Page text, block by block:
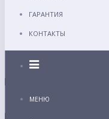
ГАРАНТИЯ
КОНТАКТЫ
Каталог
МЕНЮ